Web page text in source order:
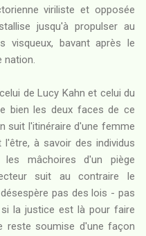
viriliste et opposée
jusqu'à propulser au
visqueux, bavant après le
de Lucy Kahn et celui du
bien les deux faces de ce
suit l'itinéraire d'une femme
à savoir des individus
mâchoires d'un piège
suit au contraire le
pas des lois - pas
la justice est là pour faire
reste soumise d'une façon